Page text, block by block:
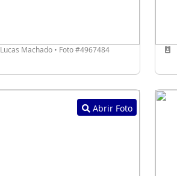
Lucas Machado • Foto #4967484
Abrir Foto